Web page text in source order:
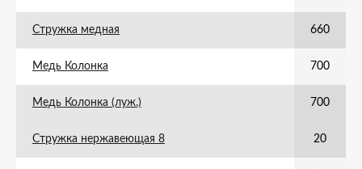
Стружка медная 660
Медь Колонка 700
Медь Колонка (луж.) 700
Стружка нержавеющая 8 20